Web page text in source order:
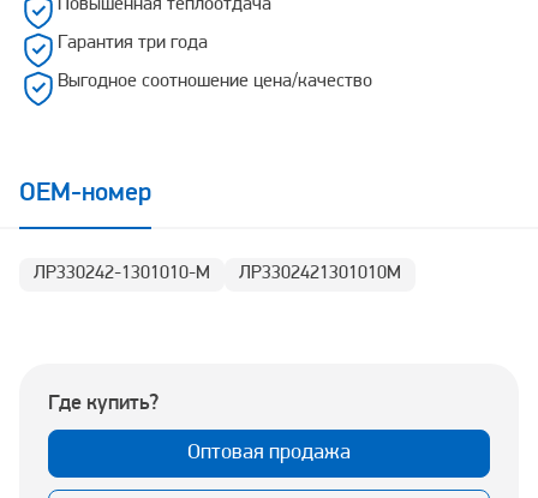
Повышенная теплоотдача
Гарантия три года
Выгодное соотношение цена/качество
OEM-номер
ЛР330242-1301010-М ЛР3302421301010М
Где купить?
Оптовая продажа